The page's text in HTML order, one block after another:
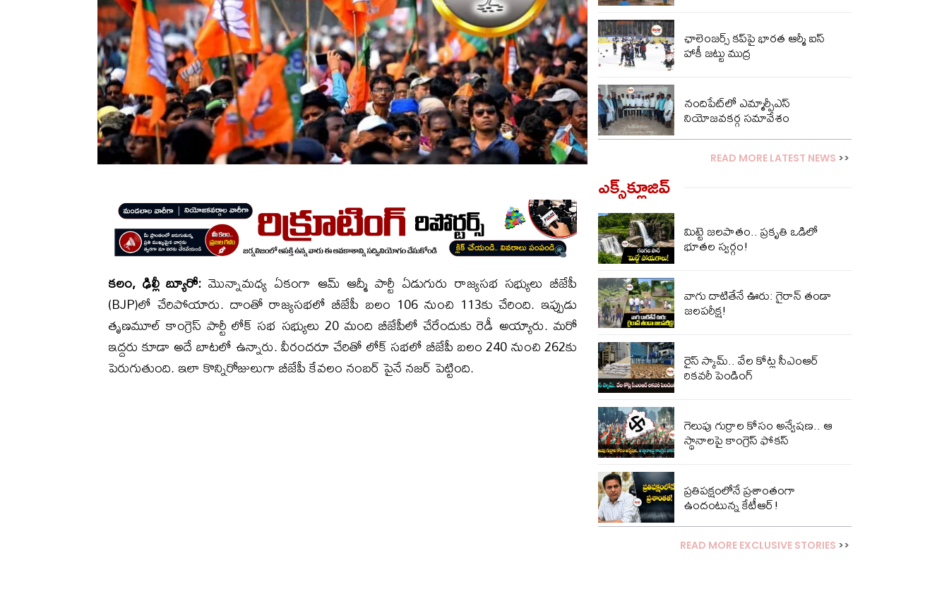
కలం, ఢిల్లీ బ్యూరో: మొన్నామధ్య ఏకంగా ఆమ్ ఆద్మీ పార్టీ ఏడుగురు రాజ్యసభ సభ్యులు బీజేపీ
(BJP)లో చేరిపోయారు. దాంతో రాజ్యసభలో బీజేపీ బలం 106 నుంచి 113కు చేరింది. ఇప్పుడు
తృణమూల్ కాంగ్రెస్ పార్టీ లోక్ సభ సభ్యులు 20 మంది బీజేపీలో చేరేందుకు రెడీ అయ్యారు. మరో
ఇద్దరు కూడా అదే బాటలో ఉన్నారు. వీరందరూ చేరితో లోక్ సభలో బీజేపీ బలం 240 నుంచి 262కు
పెరుగుతుంది. ఇలా కొన్నిరోజులుగా బీజేపీ కేవలం నంబర్ పైనే నజర్ పెట్టింది.
ఛాలెంజర్స్ కప్‌పై భారత ఆర్మీ ఐస్
హాకీ జట్టు ముద్ర
నందిపేట్‌లో ఎమ్మార్పీఎస్
నియోజవకర్గ సమావేశం
READ MORE LATEST NEWS >>
ఎక్స్‌క్లూజివ్‌
మిట్టె జలపాతం.. ప్రకృతి ఒడిలో
భూతల స్వర్గం!
వాగు దాటితేనే ఊరు: గైరాన్ తండా
జలపరీక్ష!
రైస్ స్కామ్.. వేల కోట్ల‌ సీఎంఆర్
రికవరీ పెండింగ్
గెలుపు గుర్రాల కోసం అన్వేషణ.. ఆ
స్థానాలపై కాంగ్రెస్ ఫోకస్
ప్ర‌తిప‌క్షంలోనే ప్ర‌శాంతంగా
ఉందంటున్న కేటీఆర్!
READ MORE EXCLUSIVE STORIES >>